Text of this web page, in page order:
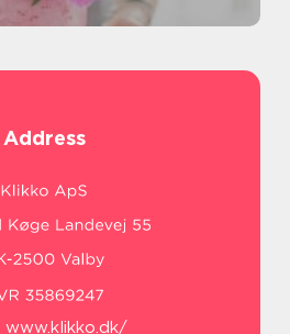
Address
www.klikko.dk/